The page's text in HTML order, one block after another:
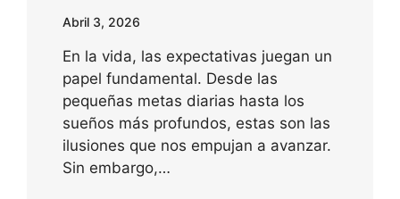
Abril 3, 2026
En la vida, las expectativas juegan un
papel fundamental. Desde las
pequeñas metas diarias hasta los
sueños más profundos, estas son las
ilusiones que nos empujan a avanzar.
Sin embargo,…